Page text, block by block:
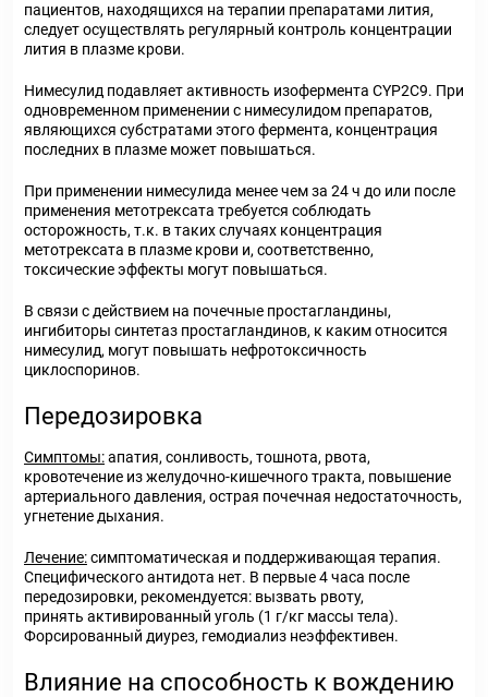
пациентов, находящихся на терапии препаратами лития,
следует осуществлять регулярный контроль концентрации
лития в плазме крови.
Нимесулид подавляет активность изофермента СYР2С9. При
одновременном применении с нимесулидом препаратов,
являющихся субстратами этого фермента, концентрация
последних в плазме может повышаться.
При применении нимесулида менее чем за 24 ч до или после
применения метотрексата требуется соблюдать
осторожность, т.к. в таких случаях концентрация
метотрексата в плазме крови и, соответственно,
токсические эффекты могут повышаться.
В связи с действием на почечные простагландины,
ингибиторы синтетаз простагландинов, к каким относится
нимесулид, могут повышать нефротоксичность
циклоспоринов.
Передозировка
Симптомы:апатия, сонливость, тошнота, рвота,
кровотечение из желудочно-кишечного тракта, повышение
артериального давления, острая почечная недостаточность,
угнетение дыхания.
Лечение:симптоматическая и поддерживающая терапия.
Специфического антидота нет. В первые 4 часа после
передозировки, рекомендуется: вызвать рвоту,
принять активированный уголь (1 г/кг массы тела).
Форсированный диурез, гемодиализ неэффективен.
Влияние на способность к вождению